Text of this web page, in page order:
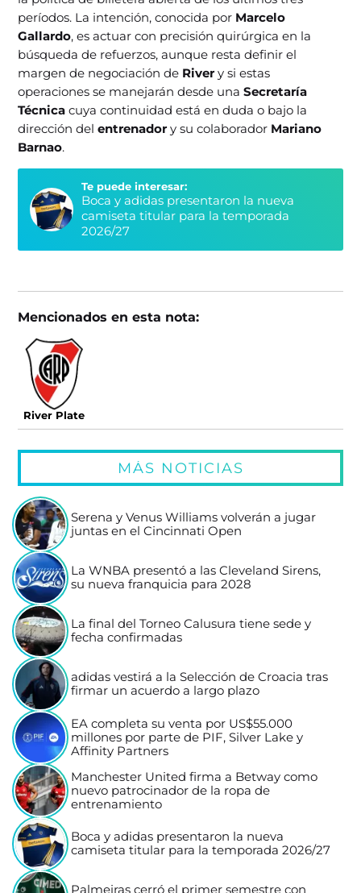
períodos. La intención, conocida por Marcelo
Gallardo, es actuar con precisión quirúrgica en la
búsqueda de refuerzos, aunque resta definir el
margen de negociación de River y si estas
operaciones se manejarán desde unaSecretaría
Técnica cuya continuidad está en duda o bajo la
dirección delentrenador y su colaborador Mariano
Barnao.
Te puede interesar:
Boca y adidas presentaron la nueva
camiseta titular para la temporada
2026/27
Mencionados en esta nota:
River Plate
MÁS NOTICIAS
Serena y Venus Williams volverán a jugar
juntas en el Cincinnati Open
La WNBA presentó a las Cleveland Sirens,
su nueva franquicia para 2028
La final del Torneo Calusura tiene sede y
fecha confirmadas
adidas vestirá a la Selección de Croacia tras
firmar un acuerdo a largo plazo
EA completa su venta por US$55.000
millones por parte de PIF, Silver Lake y
Affinity Partners
Manchester United firma a Betway como
nuevo patrocinador de la ropa de
entrenamiento
Boca y adidas presentaron la nueva
camiseta titular para la temporada 2026/27
Palmeiras cerró el primer semestre con